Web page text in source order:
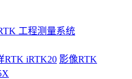
工程测量系统
RTK iRTK20 影像RTK